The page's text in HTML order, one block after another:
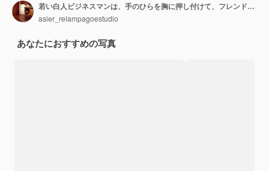
若い白人ビジネスマンは、手のひらを胸に押し付けて、フレンドリーな表現をしています。コンセプトが大好きです。
asier_relampagoestudio
あなたにおすすめの写真